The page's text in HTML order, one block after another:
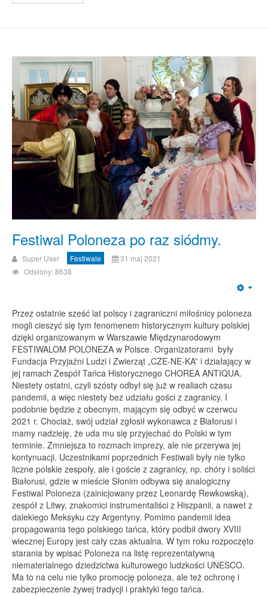
Festiwal Poloneza po raz siódmy.
Super User Festiwale
31 maj 2021
Odsłony: 8638
Przez ostatnie sześć lat polscy i zagraniczni miłośnicy poloneza
mogli cieszyć się tym fenomenem historycznym kultury polskiej
dzięki organizowanym w Warszawie Międzynarodowym
FESTIWALOM POLONEZA w Polsce. Organizatorami były
Fundacja Przyjaźni Ludzi i Zwierząt „CZE-NE-KA” i działający w
jej ramach Zespół Tańca Historycznego CHOREA ANTIQUA.
Niestety ostatni, czyli szósty odbył się już w realiach czasu
pandemii, a więc niestety bez udziału gości z zagranicy. I
podobnie będzie z obecnym, mającym się odbyć w czerwcu
2021 r. Chociaż, swój udział zgłosił wykonawca z Białorusi i
mamy nadzieję, że uda mu się przyjechać do Polski w tym
terminie. Zmniejsza to rozmach imprezy, ale nie przerywa jej
kontynuacji. Uczestnikami poprzednich Festiwali były nie tylko
liczne polskie zespoły, ale i goście z zagranicy, np. chóry i soliści
Białorusi, gdzie w mieście Słonim odbywa się analogiczny
Festiwal Poloneza (zainicjowany przez Leonardę Rewkowską),
zespół z Litwy, znakomici instrumentaliści z Hiszpanii, a nawet z
dalekiego Meksyku czy Argentyny. Pomimo pandemii idea
propagowania tego polskiego tańca, który podbił dwory XVIII
wiecznej Europy jest cały czas aktualna. W tym roku rozpoczęto
starania by wpisać Poloneza na listę reprezentatywną
niematerialnego dziedzictwa kulturowego ludzkości UNESCO.
Ma to na celu nie tylko promocję poloneza, ale też ochronę i
zabezpieczenie żywej tradycji i praktyki tego tańca.